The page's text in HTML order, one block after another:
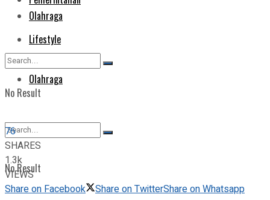
Olahraga
No Result
View All Result
Lifestyle
Olahraga
No Result
76
SHARES
1.3k
VIEWS
Share on Facebook
Share on TwitterShare on Whatsapp